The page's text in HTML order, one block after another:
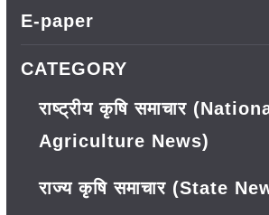
E-paper
CATEGORY
राष्ट्रीय कृषि समाचार
Agriculture News)
राज्य कृषि समाचार (State